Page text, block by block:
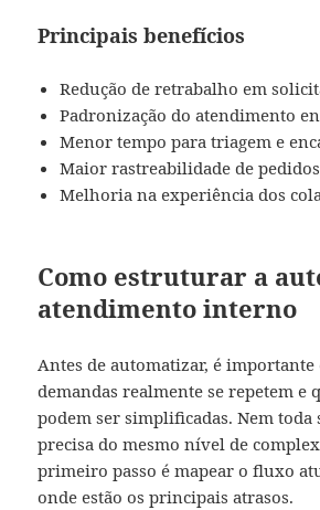
Principais benefícios
Redução de retrabalho em
Padronização do atendimento
Menor tempo para triagem e
Maior rastreabilidade de
Melhoria na experiência dos
Como estruturar a
atendimento interno
Antes de automatizar, é
demandas realmente se repetem e
podem ser simplificadas. Nem toda
precisa do mesmo nível de
primeiro passo é mapear o fluxo
onde estão os principais atrasos.